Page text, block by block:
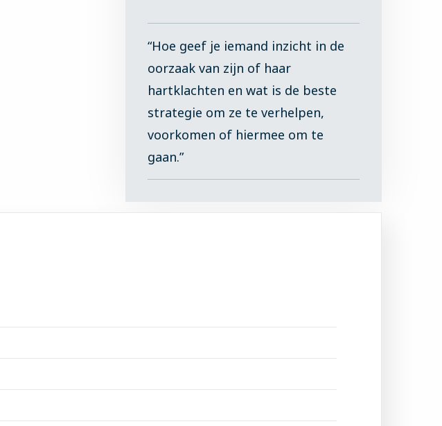
“Hoe geef je iemand inzicht in de
oorzaak van zijn of haar
hartklachten en wat is de beste
strategie om ze te verhelpen,
voorkomen of hiermee om te
gaan.”